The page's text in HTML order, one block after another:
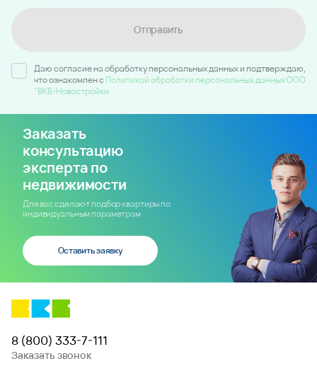
Отправить
Даю согласие на обработку персональных данных и подтверждаю,
что ознакомлен c Политикой обработки персональных данных ООО
"ВКБ-Новостройки
Заказать
консультацию
эксперта по
недвижимости
Для вас сделают подбор квартиры по
индивидуальным параметрам
Оставить заявку
8 (800) 333-7-111
Заказать звонок